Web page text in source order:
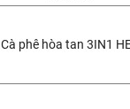
Cà phê hòa tan 3IN1